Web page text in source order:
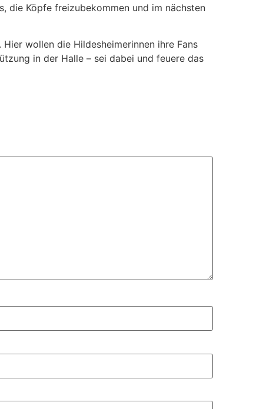
die Köpfe freizubekommen und im nächsten
wollen die Hildesheimerinnen ihre Fans
in der Halle – sei dabei und feuere das